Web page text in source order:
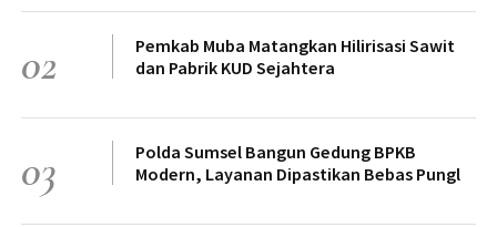
02
Pemkab Muba Matangkan Hilirisasi Sawit
dan Pabrik KUD Sejahtera
03
Polda Sumsel Bangun Gedung BPKB
Modern, Layanan Dipastikan Bebas Pungl